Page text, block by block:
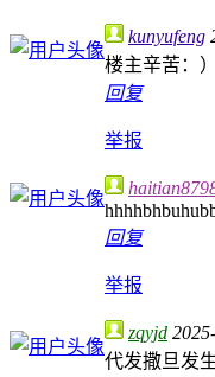
kunyufeng
楼主辛苦：）
回复
举报
回复
举报
zqyjd
代发撒旦发